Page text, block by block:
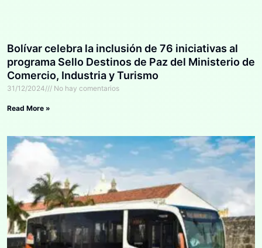
Bolívar celebra la inclusión de 76 iniciativas al
programa Sello Destinos de Paz del Ministerio de
Comercio, Industria y Turismo
31/12/2024 No hay comentarios
Read More »